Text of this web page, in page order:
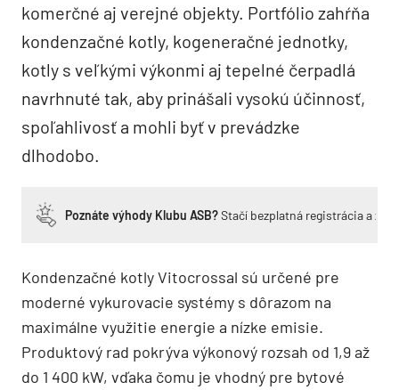
komerčné aj verejné objekty. Portfólio zahŕňa
kondenzačné kotly, kogeneračné jednotky,
kotly s veľkými výkonmi aj tepelné čerpadlá
navrhnuté tak, aby prinášali vysokú účinnosť,
spoľahlivosť a mohli byť v prevádzke
dlhodobo.
Poznáte výhody Klubu ASB?Stačí bezplatná registrácia a
Kondenzačné kotly Vitocrossal sú určené pre
moderné vykurovacie systémy s dôrazom na
maximálne využitie energie a nízke emisie.
Produktový rad pokrýva výkonový rozsah od 1,9 až
do 1 400 kW, vďaka čomu je vhodný pre bytové